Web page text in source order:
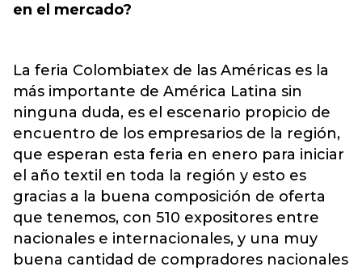
en el mercado?
La feria Colombiatex de las Américas es la
más importante de América Latina sin
ninguna duda, es el escenario propicio de
encuentro de los empresarios de la región,
que esperan esta feria en enero para iniciar
el año textil en toda la región y esto es
gracias a la buena composición de oferta
que tenemos, con 510 expositores entre
nacionales e internacionales, y una muy
buena cantidad de compradores nacionales